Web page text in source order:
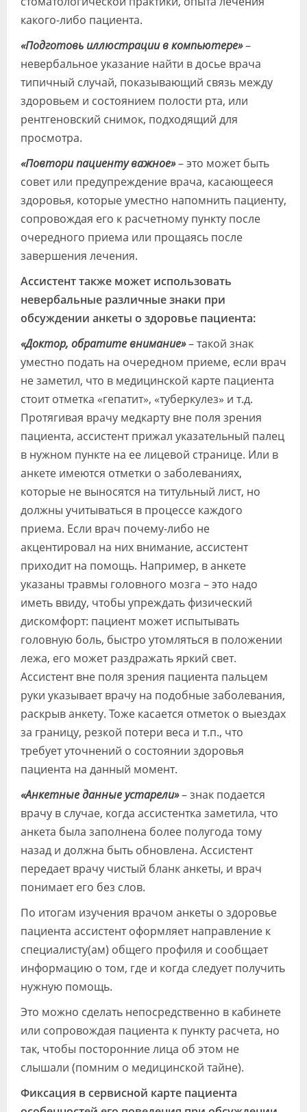
какого-либо пациента.
«Подготовь иллюстрации в компьютере»–
невербальное указание найти в досье врача
типичный случай, показывающий связь между
здоровьем и состоянием полости рта, или
рентгеновский снимок, подходящий для
просмотра.
«Повтори пациенту важное»– это может быть
совет или предупреждение врача, касающееся
здоровья, которые уместно напомнить пациенту,
сопровождая его к расчетному пункту после
очередного приема или прощаясь после
завершения лечения.
Ассистент также может использовать
невербальные различные знаки при
обсуждении анкеты о здоровье пациента:
«Доктор, обратите внимание»– такой знак
уместно подать на очередном приеме, если врач
не заметил, что в медицинской карте пациента
стоит отметка «гепатит», «туберкулез» и т.д.
Протягивая врачу медкарту вне поля зрения
пациента, ассистент прижал указательный палец
в нужном пункте на ее лицевой странице. Или в
анкете имеются отметки о заболеваниях,
которые не выносятся на титульный лист, но
должны учитываться в процессе каждого
приема. Если врач почему-либо не
акцентировал на них внимание, ассистент
приходит на помощь. Например, в анкете
указаны травмы головного мозга – это надо
иметь ввиду, чтобы упреждать физический
дискомфорт: пациент может испытывать
головную боль, быстро утомляться в положении
лежа, его может раздражать яркий свет.
Ассистент вне поля зрения пациента пальцем
руки указывает врачу на подобные заболевания,
раскрыв анкету. Тоже касается отметок о выездах
за границу, резкой потери веса и т.п., что
требует уточнений о состоянии здоровья
пациента на данный момент.
«Анкетные данные устарели»– знак подается
врачу в случае, когда ассистентка заметила, что
анкета была заполнена более полугода тому
назад и должна быть обновлена. Ассистент
передает врачу чистый бланк анкеты, и врач
понимает его без слов.
По итогам изучения врачом анкеты о здоровье
пациента ассистент оформляет направление к
специалисту(ам) общего профиля и сообщает
информацию о том, где и когда следует получить
нужную помощь.
Это можно сделать непосредственно в кабинете
или сопровождая пациента к пункту расчета, но
так, чтобы посторонние лица об этом не
слышали (помним о медицинской тайне).
Фиксация в сервисной карте пациента